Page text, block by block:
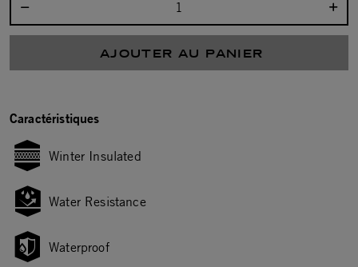
AJOUTER AU PANIER
Caractéristiques
Winter Insulated
Water Resistance
Waterproof